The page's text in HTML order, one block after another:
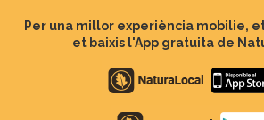
Per una millor experiència mobilie,
et baixis l'App gratuita de
Apple
store
Google